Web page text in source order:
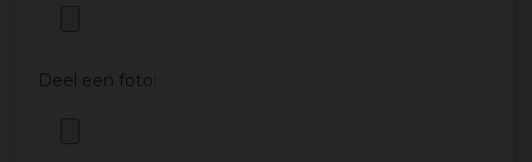
Deel een foto: